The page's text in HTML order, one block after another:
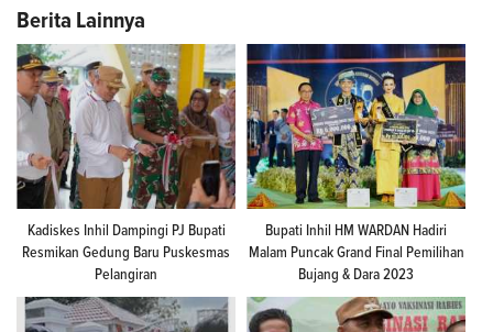
Berita Lainnya
Kadiskes Inhil Dampingi PJ Bupati
Resmikan Gedung Baru Puskesmas
Pelangiran
Bupati Inhil HM WARDAN Hadiri
Malam Puncak Grand Final Pemilihan
Bujang & Dara 2023